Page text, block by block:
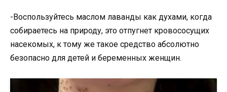
-Воспользуйтесь маслом лаванды как духами, когда
собираетесь на природу, это отпугнет кровососущих
насекомых, к тому же такое средство абсолютно
безопасно для детей и беременных женщин.